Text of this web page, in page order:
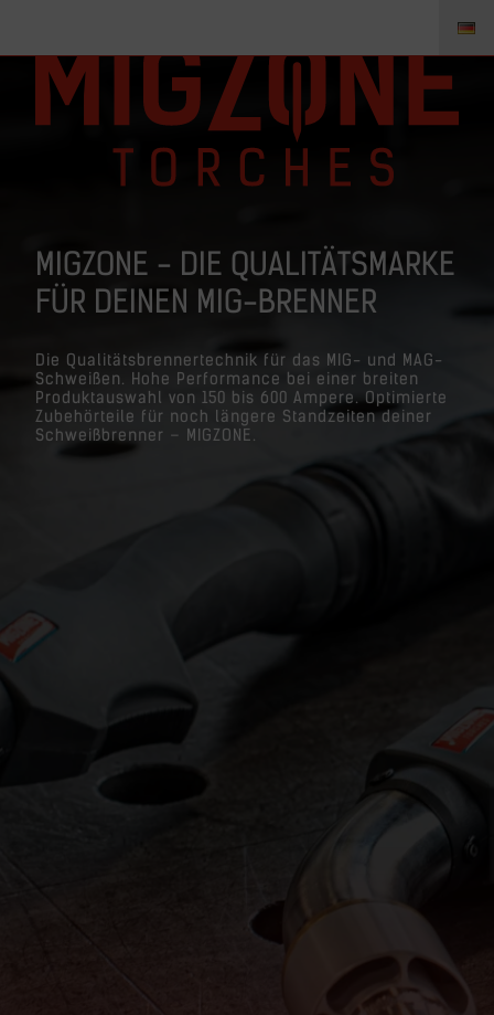
MIGZONE - DIE QUALITÄTSMARKE
FÜR DEINEN MIG-BRENNER
Die Qualitätsbrennertechnik für das MIG- und MAG-
Schweißen. Hohe Performance bei einer breiten
Produktauswahl von 150 bis 600 Ampere. Optimierte
Zubehörteile für noch längere Standzeiten deiner
Schweißbrenner – MIGZONE.